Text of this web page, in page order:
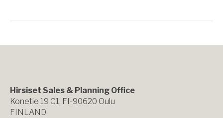
Hirsiset Sales & Planning Office
Konetie 19 C1, FI-90620 Oulu
FINLAND